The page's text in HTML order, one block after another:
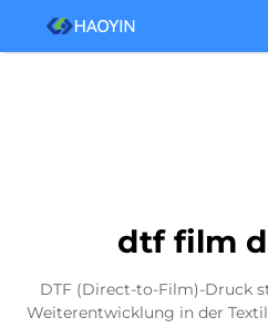
dtf film
DTF (Direct-to-Film)-Druck
Weiterentwicklung in der